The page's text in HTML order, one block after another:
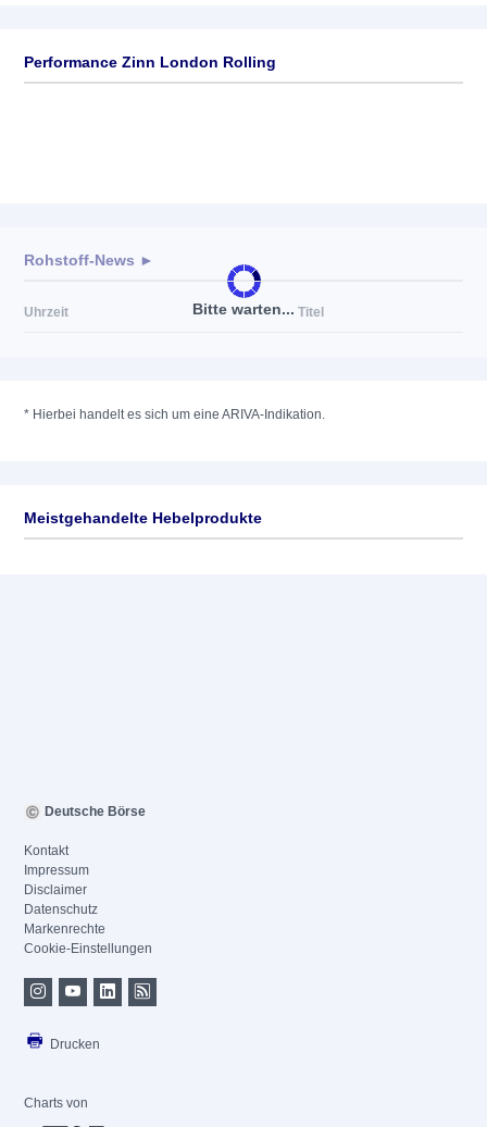
Performance Zinn London Rolling
Bitte warten...
Rohstoff-News ►
Uhrzeit Titel
* Hierbei handelt es sich um eine ARIVA-Indikation.
Meistgehandelte Hebelprodukte
Deutsche Börse
Kontakt
Impressum
Disclaimer
Datenschutz
Markenrechte
Cookie-Einstellungen
Drucken
Charts von